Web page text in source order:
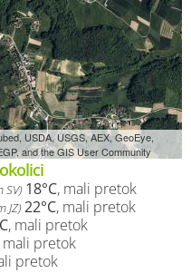
USDA, USGS, AEX, GeoEye,
and the GIS User Community
SV) 18°C, mali pretok
JZ) 22°C, mali pretok
, mali pretok
mali pretok
pretok